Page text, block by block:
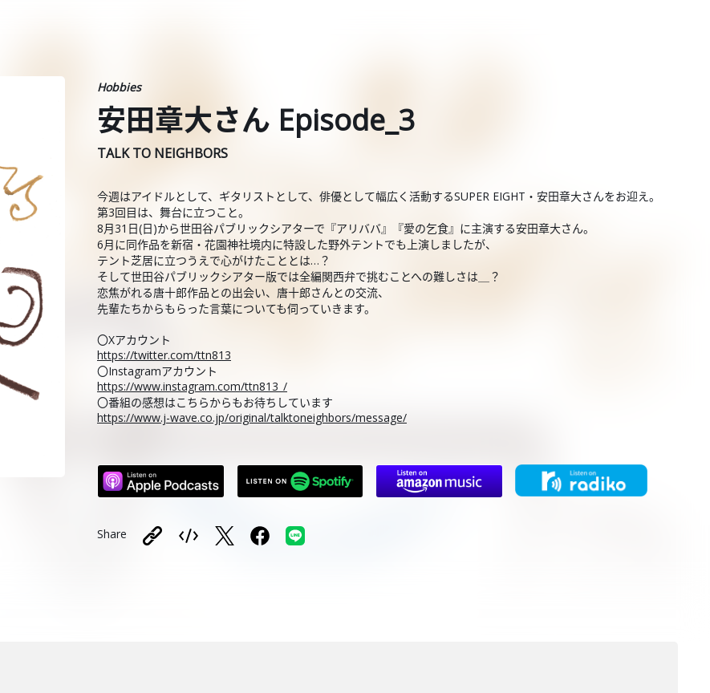
Hobbies
安田章大さん Episode_3
TALK TO NEIGHBORS
今週はアイドルとして、ギタリストとして、俳優として幅広く活動するSUPER EIGHT・安田章大さんをお迎え。
第3回目は、舞台に立つこと。
8月31日(日)から世田谷パブリックシアターで『アリババ』『愛の乞食』に主演する安田章大さん。
6月に同作品を新宿・花園神社境内に特設した野外テントでも上演しましたが、
テント芝居に立つうえで心がけたこととは…？
そして世田谷パブリックシアター版では全編関西弁で挑むことへの難しさは＿？
恋焦がれる唐十郎作品との出会い、唐十郎さんとの交流、
先輩たちからもらった言葉についても伺っていきます。
〇Xアカウント
https://twitter.com/ttn813
〇Instagramアカウント
https://www.instagram.com/ttn813_/
〇番組の感想はこちらからもお待ちしています
https://www.j-wave.co.jp/original/talktoneighbors/message/
Share